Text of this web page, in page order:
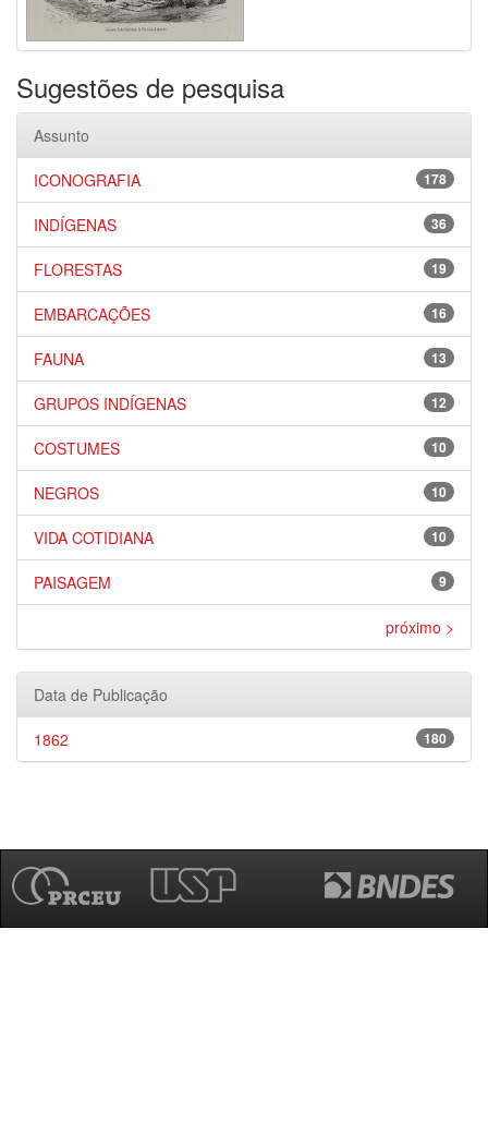
Sugestões de pesquisa
Assunto
178
ICONOGRAFIA
36
INDÍGENAS
19
FLORESTAS
16
EMBARCAÇÕES
13
FAUNA
12
GRUPOS INDÍGENAS
10
COSTUMES
10
NEGROS
10
VIDA COTIDIANA
9
PAISAGEM
próximo >
Data de Publicação
180
1862